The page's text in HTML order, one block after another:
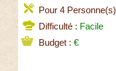
Pour 4 Personne(s)
Difficulté : Facile
Budget : €